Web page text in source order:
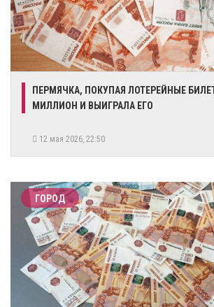
ПЕРМЯЧКА, ПОКУПАЯ ЛОТЕРЕЙНЫЕ
МИЛЛИОН И ВЫИГРАЛА ЕГО
12 мая 2026, 22:50
ГОРОД